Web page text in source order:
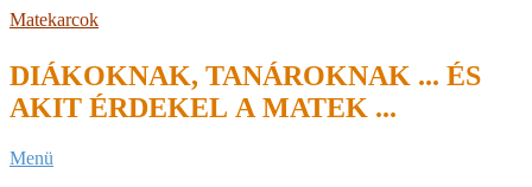
Skip
content
Matekarcok
DIÁKOKNAK, TANÁROKNAK ... ÉS
AKIT ÉRDEKEL A MATEK ...
Secondary
Menü